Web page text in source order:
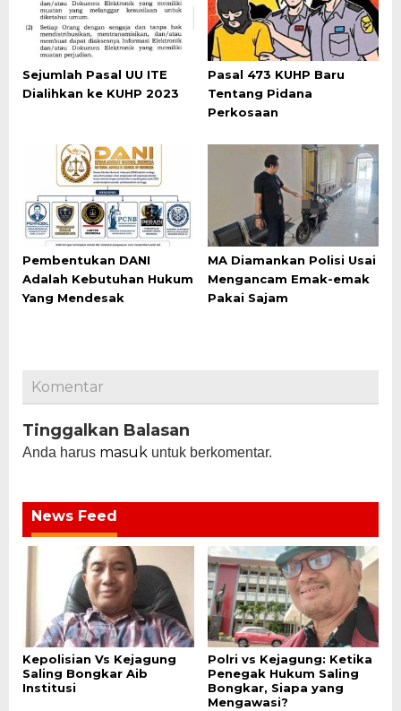
Sejumlah Pasal UU ITE
Dialihkan ke KUHP 2023
Pasal 473 KUHP Baru
Tentang Pidana
Perkosaan
Pembentukan DANI
Adalah Kebutuhan Hukum
Yang Mendesak
MA Diamankan Polisi Usai
Mengancam Emak-emak
Pakai Sajam
Komentar
Tinggalkan Balasan
Anda harus masuk untuk berkomentar.
News Feed
Kepolisian Vs Kejagung
Saling Bongkar Aib
Institusi
Polri vs Kejagung: Ketika
Penegak Hukum Saling
Bongkar, Siapa yang
Mengawasi?